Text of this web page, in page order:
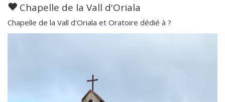
Chapelle de la Vall d'Oriala
Chapelle de la Vall d'Oriala et Oratoire dédié à ?